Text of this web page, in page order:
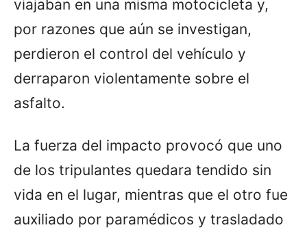
viajaban en una misma motocicleta y,
por razones que aún se investigan,
perdieron el control del vehículo y
derraparon violentamente sobre el
asfalto.
La fuerza del impacto provocó que uno
de los tripulantes quedara tendido sin
vida en el lugar, mientras que el otro fue
auxiliado por paramédicos y trasladado